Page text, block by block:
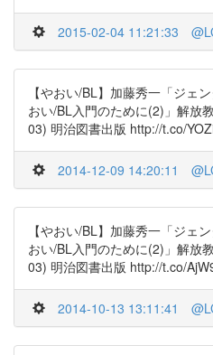
2015-02-04 11:21:33
【やおい/BL】加藤秀一「ジェ
おい/BL入門のために(2)」解放
03) 明治図書出版 http://t.co/
2014-12-09 14:20:11
【やおい/BL】加藤秀一「ジェ
おい/BL入門のために(2)」解放
03) 明治図書出版 http://t.co/
2014-10-13 13:11:41